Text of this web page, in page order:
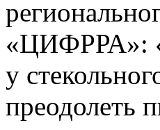
«ЦИФРРА»:
у
преодолеть